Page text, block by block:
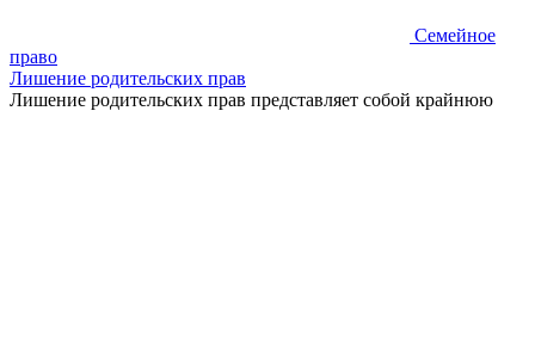
Семейное
право
Лишение родительских прав
Лишение родительских прав представляет собой крайнюю